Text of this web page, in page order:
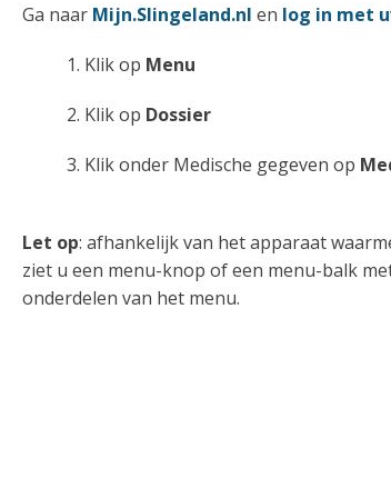
Ga naar Mijn.Slingeland.nl en log in met
1. Klik op Menu
2. Klik op Dossier
3. Klik onder Medische gegeven op
Let op: afhankelijk van het apparaat
ziet u een menu-knop of een menu-balk
onderdelen van het menu.